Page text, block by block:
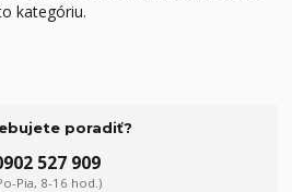
kategóriu.
poradiť?
527 909
Pia, 8-16 hod.)